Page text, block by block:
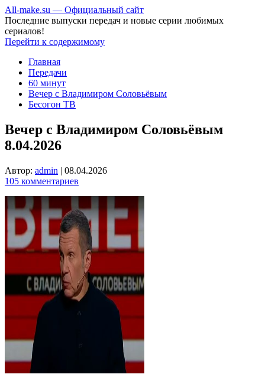
All-make.su — Официальный сайт
Последние выпуски передач и новые серии любимых
сериалов!
Перейти к содержимому
Главная
Передачи
60 минут
Вечер с Владимиром Соловьёвым
Бесогон ТВ
Вечер с Владимиром Соловьёвым
8.04.2026
Автор: admin | 08.04.2026
105 комментариев